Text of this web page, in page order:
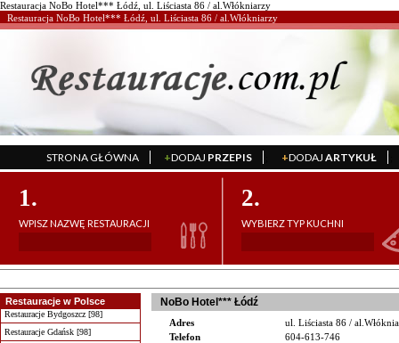
Restauracja NoBo Hotel*** Łódź, ul. Liściasta 86 / al.Włókniarzy
Restauracja NoBo Hotel*** Łódź, ul. Liściasta 86 / al.Włókniarzy
STRONA GŁÓWNA +DODAJ PRZEPIS +DODAJ ARTYKUŁ
1.
WPISZ NAZWĘ RESTAURACJI
2.
WYBIERZ TYP KUCHNI
Restauracje w Polsce
Restauracje Bydgoszcz [98]
Restauracje Gdańsk [98]
NoBo Hotel*** Łódź
Adres
ul. Liściasta 86 /
Telefon
604-613-746